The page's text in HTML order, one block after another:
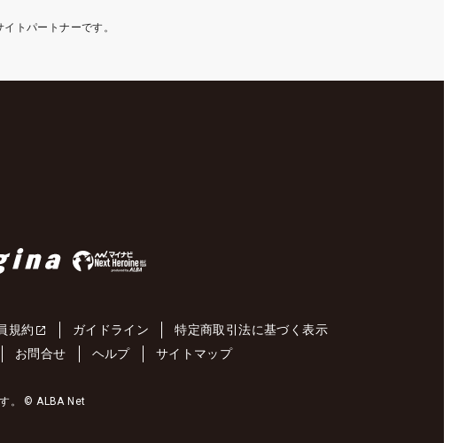
トパートナーです。
規約 ガイドライン
特定商取引法に基づく表示
お問合せ ヘルプ サイトマップ
。 © ALBA Net